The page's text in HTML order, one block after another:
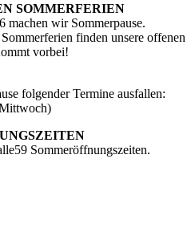
SOMMERFERIEN
machen wir Sommerpause.
finden unsere offenen
vorbei!
folgender Termine ausfallen:
Sommeröffnungszeiten.